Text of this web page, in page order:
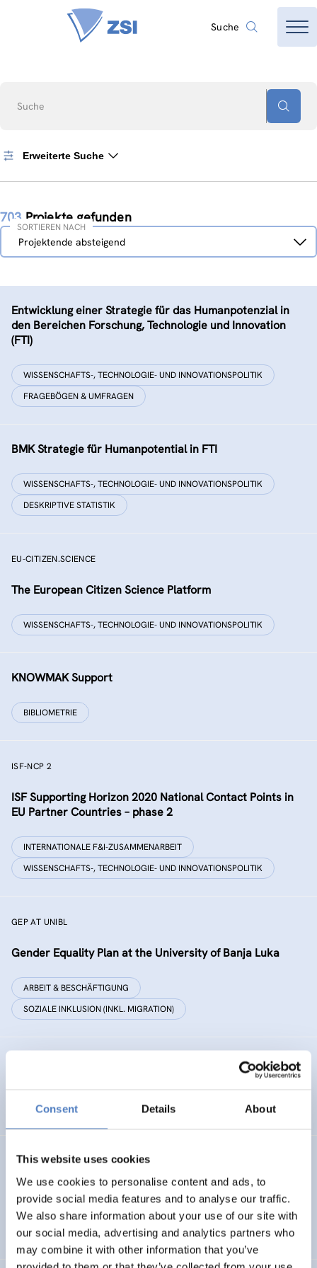
Consent Details About
This website uses cookies
We use cookies to personalise content and ads, to
provide social media features and to analyse our traffic.
We also share information about your use of our site with
our social media, advertising and analytics partners who
may combine it with other information that you’ve
Suche
Suche
Erweiterte Suche
703 Projekte gefunden
Sortieren
nachProjektende absteigend
SORTIEREN NACH
Entwicklung einer Strategie für das Humanpotenzial in
den Bereichen Forschung, Technologie und Innovation
(FTI)
WISSENSCHAFTS-, TECHNOLOGIE- UND INNOVATIONSPOLITIK
FRAGEBÖGEN & UMFRAGEN
BMK Strategie für Humanpotential in FTI
WISSENSCHAFTS-, TECHNOLOGIE- UND INNOVATIONSPOLITIK
DESKRIPTIVE STATISTIK
EU-CITIZEN.SCIENCE
The European Citizen Science Platform
WISSENSCHAFTS-, TECHNOLOGIE- UND INNOVATIONSPOLITIK
KNOWMAK Support
BIBLIOMETRIE
ISF-NCP 2
ISF Supporting Horizon 2020 National Contact Points in
EU Partner Countries – phase 2
INTERNATIONALE F&I-ZUSAMMENARBEIT
WISSENSCHAFTS-, TECHNOLOGIE- UND INNOVATIONSPOLITIK
GEP AT UNIBL
Gender Equality Plan at the University of Banja Luka
ARBEIT & BESCHÄFTIGUNG
SOZIALE INKLUSION (INKL. MIGRATION)
Evaluation: Pflege und Betreuung für Kinder mit
komplexen Erkrankungen
GESUNDHEIT INKL. ALTERUNG
SOZIALE INKLUSION (INKL. MIGRATION)
…